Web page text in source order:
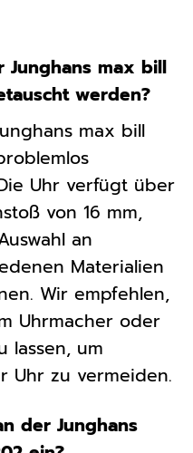
Junghans max bill
werden?
max bill
Uhr verfügt über
von 16 mm,
an
Materialien
Wir empfehlen,
Uhrmacher oder
lassen, um
Uhr zu vermeiden.
der Junghans